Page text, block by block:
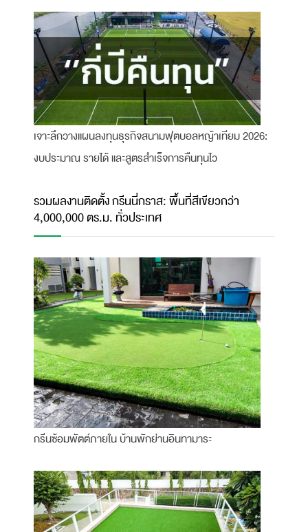
เจาะลึกวางแผนลงทุนธุรกิจสนามฟุตบอลหญ้าเทียม 2026:
งบประมาณ รายได้ และสูตรสำเร็จการคืนทุนไว
รวมผลงานติดตั้ง กรีนนี่กราส: พื้นที่สีเขียวกว่า
4,000,000 ตร.ม. ทั่วประเทศ
กรีนซ้อมพัตต์ภายใน บ้านพักย่านอินทามาระ